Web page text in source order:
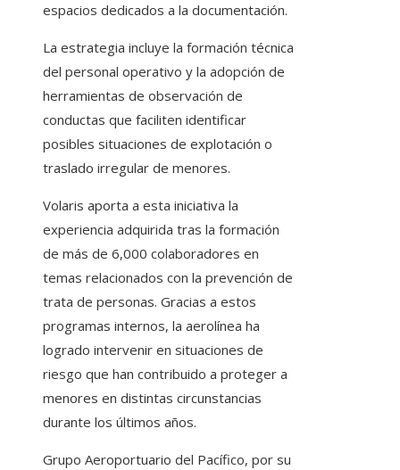
espacios dedicados a la documentación.
La estrategia incluye la formación técnica
del personal operativo y la adopción de
herramientas de observación de
conductas que faciliten identificar
posibles situaciones de explotación o
traslado irregular de menores.
Volaris aporta a esta iniciativa la
experiencia adquirida tras la formación
de más de 6,000 colaboradores en
temas relacionados con la prevención de
trata de personas. Gracias a estos
programas internos, la aerolínea ha
logrado intervenir en situaciones de
riesgo que han contribuido a proteger a
menores en distintas circunstancias
durante los últimos años.
Grupo Aeroportuario del Pacífico, por su